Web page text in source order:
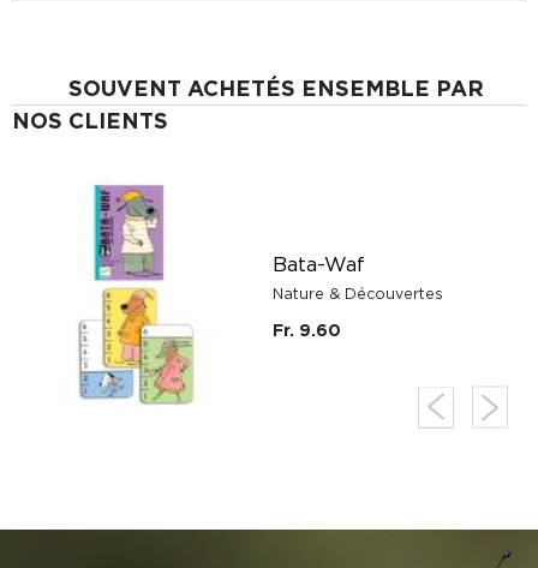
SOUVENT ACHETÉS ENSEMBLE PAR
NOS CLIENTS
Bata-Waf
Nature & Découvertes
Fr. 9.60